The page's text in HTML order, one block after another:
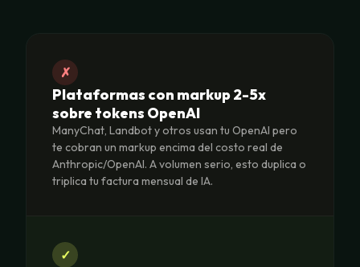
✗
Plataformas con markup 2-5x
sobre tokens OpenAI
ManyChat, Landbot y otros usan tu OpenAI pero
te cobran un markup encima del costo real de
Anthropic/OpenAI. A volumen serio, esto duplica o
triplica tu factura mensual de IA.
✓